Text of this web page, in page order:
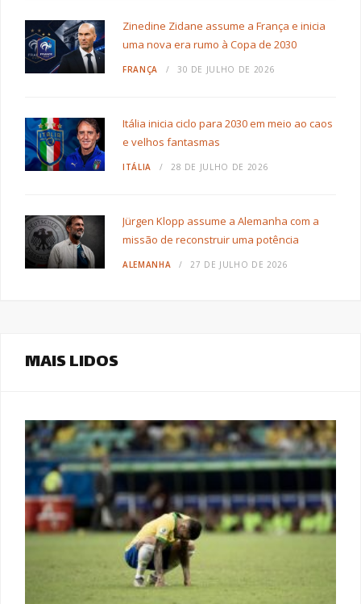
Zinedine Zidane assume a França e inicia
uma nova era rumo à Copa de 2030
FRANÇA 30 DE JULHO DE 2026
Itália inicia ciclo para 2030 em meio ao caos
e velhos fantasmas
ITÁLIA 28 DE JULHO DE 2026
Jürgen Klopp assume a Alemanha com a
missão de reconstruir uma potência
ALEMANHA 27 DE JULHO DE 2026
MAIS LIDOS